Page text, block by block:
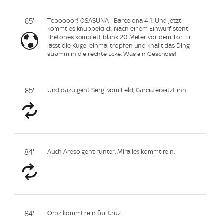
85'
Toooooor! OSASUNA - Barcelona 4:1. Und jetzt
kommt es knüppeldick. Nach einem Einwurf steht
Bretones komplett blank 20 Meter vor dem Tor. Er
lässt die Kugel einmal tropfen und knallt das Ding
stramm in die rechte Ecke. Was ein Geschoss!
85' Und dazu geht Sergi vom Feld, Garcia ersetzt ihn.
84' Auch Areso geht runter, Miralles kommt rein.
84' Oroz kommt rein für Cruz.